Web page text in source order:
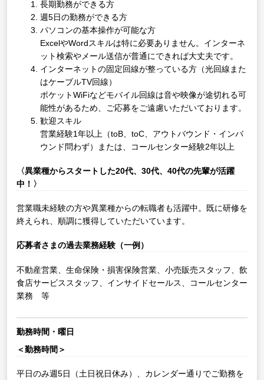
長期勤務ができる方
週5日の勤務ができる方
パソコンの基本操作が可能な方
ExcelやWordスキルは特に必要ありません。インターネ
ット検索やメール送信が普通にできれば大丈夫です。
インターネットの固定回線が整っている方（光回線また
はケーブルTV回線）
ポケットWiFiなどモバイル回線は音や映像が途切れる可
能性があるため、ご応募をご遠慮いただいております。
歓迎スキル
営業経験1年以上（toB、toC、アウトバウンド・インバ
ウンド問わず）または、コールセンター経験2年以上
〈異業種からスタートした20代、30代、40代の先輩が活躍
中！〉
営業職未経験の方や異業種からの転職者も活躍中。既に研修を
終えられ、順調に獲得していただいています。
応募者さまの過去業務経験（一例）
不動産営業、生命保険・損害保険営業、小売販売スタッフ、飲
食店サービススタッフ、インサイドセールス、コールセンター
業務 等
勤務時間・曜日
＜勤務時間＞
平日のみ週5日（土日祝日休み）、カレンダー通りでご勤務を